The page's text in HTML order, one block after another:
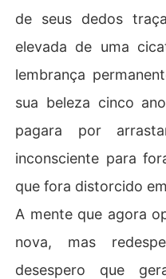
de seus dedos
elevada de uma
lembrança
sua beleza cinco
pagara por
inconsciente para
que fora distorcido
A mente que agora
nova, mas
desespero que